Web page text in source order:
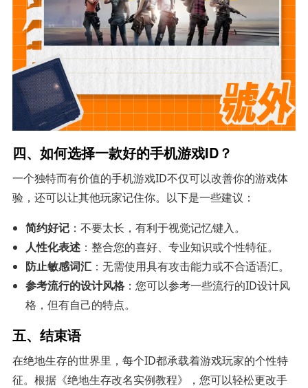
四、如何选择一款好的手机游戏ID？
一个独特而有价值的手机游戏ID不仅可以改善你的游戏体
验，还可以让其他玩家记住你。以下是一些建议：
简约好记 ：不要太长，有利于视觉记忆键入。
人性化表述 ：整合您的喜好、专业知识或个性特征。
防止敏感词汇 ：无需使用具有攻击能力或不合适语汇。
参考流行的设计风格 ：您可以参考一些流行的ID设计风
格，但有自己的特点。
五、结束语
在绝地生存的世界里，每个ID都承载着游戏玩家的个性特
征。根据《绝地生存改名实例教程》，您可以轻松更改手